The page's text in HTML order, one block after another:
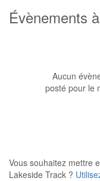
Évènements
Aucun
posté pour le
Vous souhaitez mettre
Lakeside Track ?